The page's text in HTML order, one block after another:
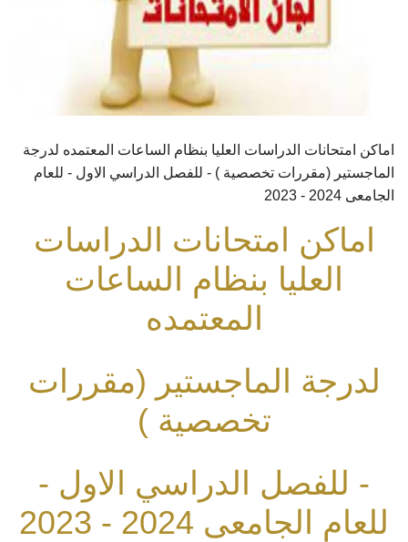
اماكن امتحانات الدراسات العليا بنظام الساعات المعتمده لدرجة
الماجستير (مقررات تخصصية ) - للفصل الدراسي الاول - للعام
الجامعى 2024 - 2023
اماكن امتحانات الدراسات
العليا بنظام الساعات
المعتمده
لدرجة الماجستير (مقررات
تخصصية )
- للفصل الدراسي الاول -
للعام الجامعى 2024 - 2023